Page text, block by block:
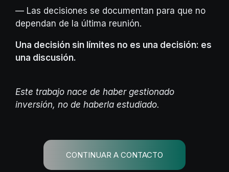
— Las decisiones se documentan para que no
dependan de la última reunión.
Una decisión sin límites no es una decisión: es
una discusión.
Este trabajo nace de haber gestionado
inversión, no de haberla estudiado.
CONTINUAR A CONTACTO